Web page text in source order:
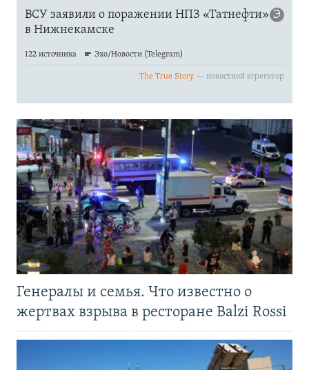
Генералы и семья. Что известно о
жертвах взрыва в ресторане Balzi Rossi